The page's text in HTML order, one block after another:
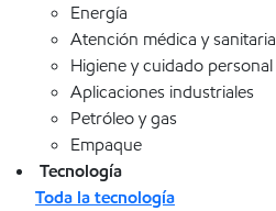
Energía
Atención médica y sanitaria
Higiene y cuidado personal
Aplicaciones industriales
Petróleo y gas
Empaque
Tecnología
Toda la tecnología